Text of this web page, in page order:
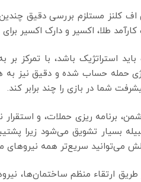
کلنز مستلزم بررسی دقیق
طلا، اکسیر و دارک اکسیر
باید استراتژیک باشد، با تمرکز
حمله حساب شده و دقیق نیز
شما در بازی را چند برابر کند.
برنامه ریزی حملات، و
بسیار تشویق می‌شود زیرا
می‌توانید سریع‌تر همه نیروهای
ارتقاء منظم ساختمان‌ها،